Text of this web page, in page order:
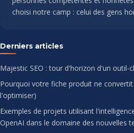
choisi notre camp : celui des gens
Derniers articles
Majestic SEO : tour d'horizon d'un
Pourquoi votre fiche produit ne
l'optimiser)
Exemples de projets utilisant
OpenAI dans le domaine des nouvelles